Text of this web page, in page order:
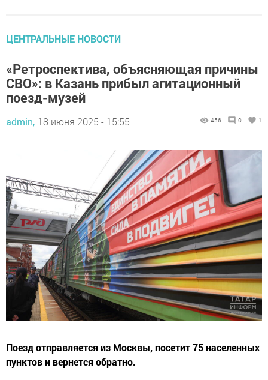
ЦЕНТРАЛЬНЫЕ НОВОСТИ
«Ретроспектива, объясняющая причины
СВО»: в Казань прибыл агитационный
поезд-музей
admin, 18 июня 2025 - 15:55 456 0 1
Поезд отправляется из Москвы, посетит 75 населенных
пунктов и вернется обратно.